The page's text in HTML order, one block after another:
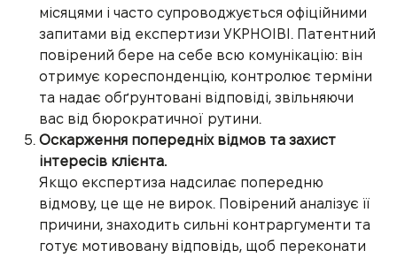
місяцями і часто супроводжується офіційними
запитами від експертизи УКРНОІВІ. Патентний
повірений бере на себе всю комунікацію: він
отримує кореспонденцію, контролює терміни
та надає обґрунтовані відповіді, звільняючи
вас від бюрократичної рутини.
Оскарження попередніх відмов та захист
інтересів клієнта.
Якщо експертиза надсилає попередню
відмову, це ще не вирок. Повірений аналізує її
причини, знаходить сильні контраргументи та
готує мотивовану відповідь, щоб переконати